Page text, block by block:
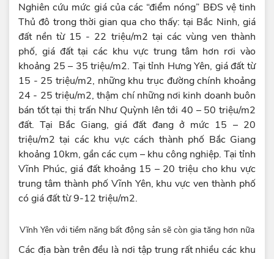
Nghiên cứu mức giá của các “điểm nóng” BĐS vệ tinh
Thủ đô trong thời gian qua cho thấy: tại Bắc Ninh, giá
đất nền từ 15 - 22 triệu/m2 tại các vùng ven thành
phố, giá đất tại các khu vực trung tâm hơn rơi vào
khoảng 25 – 35 triệu/m2. Tại tỉnh Hưng Yên, giá đất từ
15 - 25 triệu/m2, những khu trục đường chính khoảng
24 - 25 triệu/m2, thậm chí những nơi kinh doanh buôn
bán tốt tại thị trấn Như Quỳnh lên tới 40 – 50 triệu/m2
đất. Tại Bắc Giang, giá đất đang ở mức 15 – 20
triệu/m2 tại các khu vực cách thành phố Bắc Giang
khoảng 10km, gần các cụm – khu công nghiệp. Tại tỉnh
Vĩnh Phúc, giá đất khoảng 15 – 20 triệu cho khu vực
trung tâm thành phố Vĩnh Yên, khu vực ven thành phố
có giá đất từ 9-12 triệu/m2.
Vĩnh Yên với tiềm năng bất động sản sẽ còn gia tăng hơn nữa
Các địa bàn trên đều là nơi tập trung rất nhiều các khu